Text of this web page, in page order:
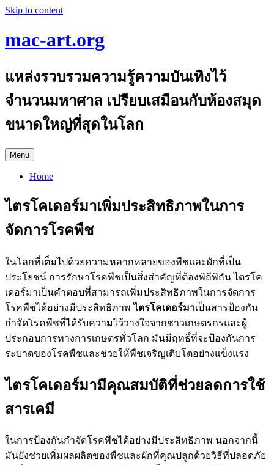
Skip to content
mac-art.org
แหล่งรวบรวมความรู้ความบันเทิงไว้
จำนวนมหาศาล เปรียบเสมือนกับห้องสมุด
ขนาดใหญ่ที่สุดในโลก
Menu
Home
ไตรโคเดอร์มาเพิ่มประสิทธิภาพในการ
จัดการโรคพืช
ในโลกที่เต็มไปด้วยความหลากหลายของพืชและผักที่เป็น
ประโยชน์ การรักษาโรคพืชเป็นสิ่งสำคัญที่ต้องพิถีพิถัน ไตรโค
เดอร์มาเป็นคำตอบที่สามารถเพิ่มประสิทธิภาพในการจัดการ
โรคพืชได้อย่างมีประสิทธิภาพไตรโคเดอร์มาเป็นสารป้องกัน
กำจัดโรคพืชที่ได้รับความไว้วางใจจากชาวเกษตรกรและผู้
ประกอบการทางการเกษตรทั่วโลก มันมีฤทธิ์ที่จะป้องกันการ
ระบาดของโรคพืชและช่วยให้พืชเจริญเติบโตอย่างแข็งแรง
ไตรโคเดอร์มามีคุณสมบัติที่ช่วยลดการใช้
สารเคมี
ในการป้องกันกำจัดโรคพืชได้อย่างมีประสิทธิภาพ นอกจากนี้
มันยังช่วยเพิ่มผลผลิตของพืชและผักที่คุณปลูกด้วยวิธีที่ปลอดภัย